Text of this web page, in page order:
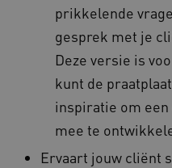
prikkelende
gesprek met je
Deze versie is
kunt de
inspiratie om
mee te
Ervaart jouw cliënt
BCSessionID